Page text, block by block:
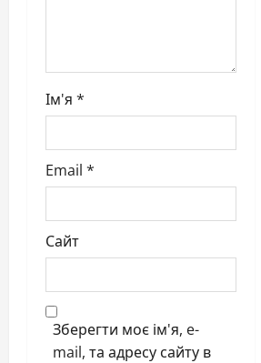
Ім'я *
Email *
Сайт
Зберегти моє ім'я, e-
mail, та адресу сайту в